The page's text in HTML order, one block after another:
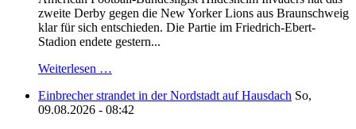
zweite Derby gegen die New Yorker Lions aus Braunschweig
klar für sich entschieden. Die Partie im Friedrich-Ebert-
Stadion endete gestern...
Weiterlesen …
Einbrecher strandet in der Nordstadt auf Hausdach So,
09.08.2026 - 08:42